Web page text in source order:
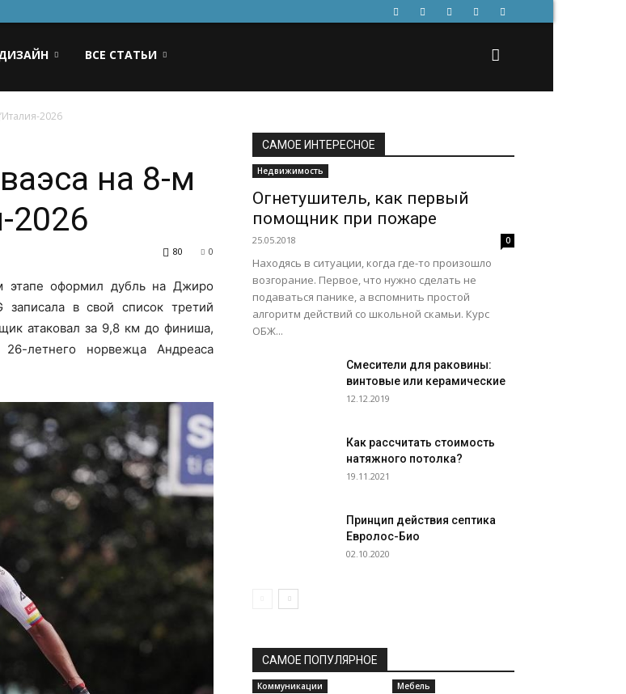
ВСЕ СТАТЬИ
2026
на 8-м
2026
0
80
этапе оформил дубль на Джиро
записала в свой список третий
атаковал за 9,8 км до финиша,
летнего норвежца Андреаса
САМОЕ ИНТЕРЕСНОЕ
Недвижимость
Огнетушитель, как первый
помощник при пожаре
25.05.2018 0
Находясь в ситуации, когда где-то произошло
возгорание. Первое, что нужно сделать не
подаваться панике, а вспомнить простой
алгоритм действий со школьной скамьи. Курс
ОБЖ...
Смесители для раковины:
винтовые или керамические
12.12.2019
Как рассчитать стоимость
натяжного потолка?
19.11.2021
Принцип действия септика
Евролос-Био
02.10.2020
САМОЕ ПОПУЛЯРНОЕ
Коммуникации Мебель